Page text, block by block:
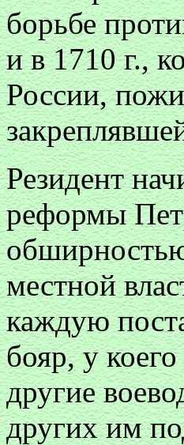
борьбе
и в 1710 г.,
России,
Резидент
реформы
местной
каждую
бояр, у
другие
других им